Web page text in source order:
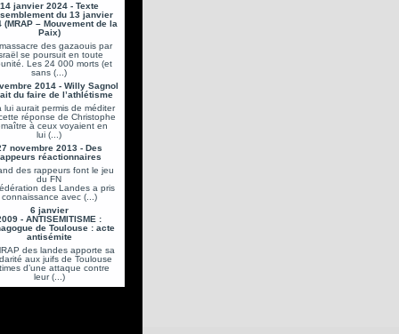
14 janvier 2024 - Texte
du 13 janvier
(MRAP – Mouvement de la
Paix)
des gazaouis par
se poursuit en toute
Les 24 000 morts (et
sans (...)
2014 - Willy Sagnol
du faire de l’athlétisme
lui aurait permis de méditer
réponse de Christophe
à ceux voyaient en
lui (...)
novembre 2013 - Des
réactionnaires
des rappeurs font le jeu
du FN
des Landes a pris
connaissance avec (...)
6 janvier
- ANTISEMITISME :
de Toulouse : acte
antisémite
des landes apporte sa
aux juifs de Toulouse
d’une attaque contre
leur (...)